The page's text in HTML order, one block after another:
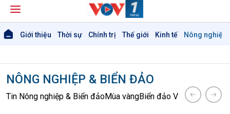
Giới thiệu Thời sự Chính trị Thế giới Kinh tế Nông nghiệp
NÔNG NGHIỆP & BIỂN ĐẢO
Tin Nông nghiệp & Biển đảoMùa vàngBiển đảo Việt Nam Tâm